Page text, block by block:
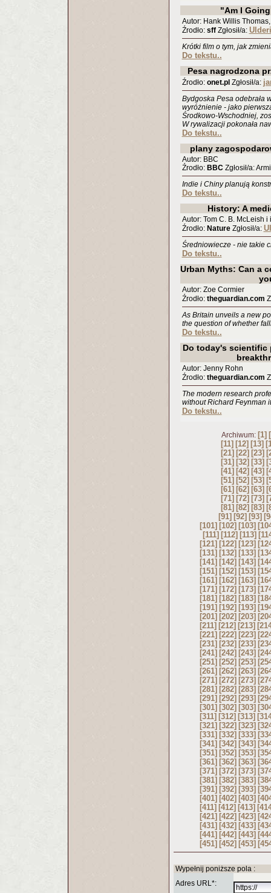
"Am I
Autor: Hank Willis
Źrodło: sffZgłosił/a:
Krótki film o tym, jak
Do tekstu..
Pesa nagrodzona
Źrodło: onet.pl Zgłosił/a:
Bydgoska Pesa odebrała
wyróżnienie - jako
Środkowo-Wschodniej,
W rywalizacji pokonała
Do tekstu..
plany
Autor: BBC
Źrodło: BBCZgłosił/a:
Indie i Chiny planują
Do tekstu..
History: A
Autor: Tom C. B. McLeish i
Źrodło: NatureZgłosił/a:
Średniowiecze - nie takie
Do tekstu..
Urban Myths: Can a
Autor: Zoe Cormier
Źrodło: theguardian.com
As Britain unveils a new
the question of whether
Do tekstu..
Do today's scientific
Autor: Jenny Rohn
Źrodło: theguardian.com
The modern research
without Richard Feynman
Do tekstu..
Archiwum: [1]
[11] [12] [13]
[21] [22] [23]
[31] [32] [33]
[41] [42] [43]
[51] [52] [53]
[61] [62] [63]
[71] [72] [73]
[81] [82] [83]
[91] [92] [93]
[101] [102] [103]
[111] [112] [113]
[121] [122] [123]
[131] [132] [133]
[141] [142] [143]
[151] [152] [153]
[161] [162] [163]
[171] [172] [173]
[181] [182] [183]
[191] [192] [193]
[201] [202] [203]
[211] [212] [213]
[221] [222] [223]
[231] [232] [233]
[241] [242] [243]
[251] [252] [253]
[261] [262] [263]
[271] [272] [273]
[281] [282] [283]
[291] [292] [293]
[301] [302] [303]
[311] [312] [313]
[321] [322] [323]
[331] [332] [333]
[341] [342] [343]
[351] [352] [353]
[361] [362] [363]
[371] [372] [373]
[381] [382] [383]
[391] [392] [393]
[401] [402] [403]
[411] [412] [413]
[421] [422] [423]
[431] [432] [433]
[441] [442] [443]
[451] [452] [453]
Wypełnij poniższe pola :
Adres URL*: